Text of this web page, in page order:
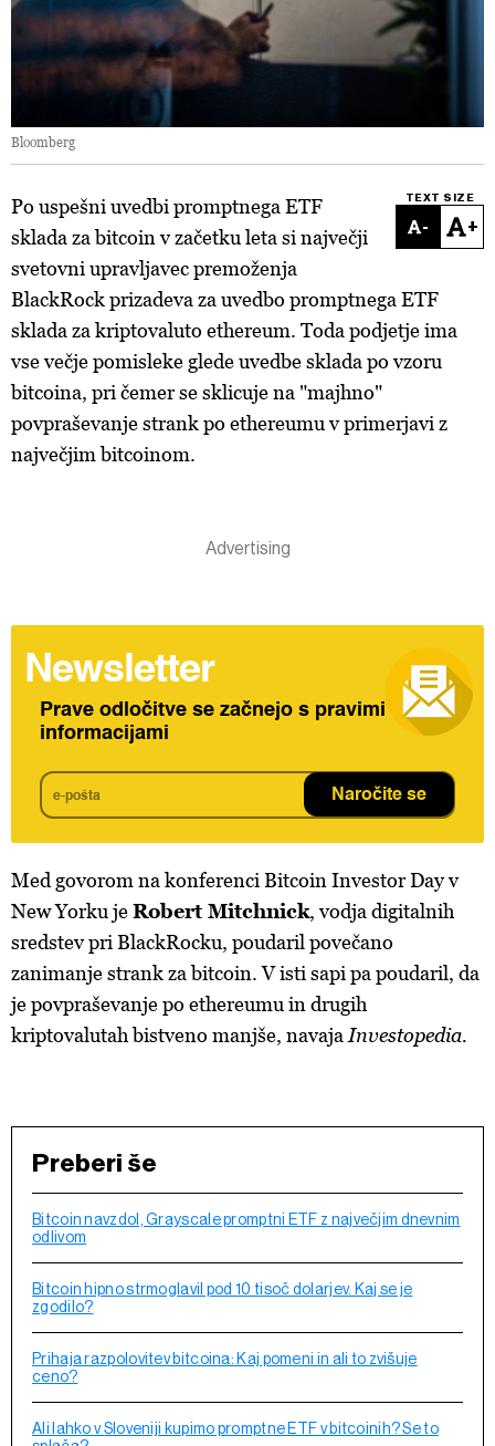
Bloomberg
TEXT SIZE
- +
Po uspešni uvedbi promptnega ETF
sklada za bitcoin v začetku leta si največji
svetovni upravljavec premoženja
BlackRock prizadeva za uvedbo promptnega ETF
sklada za kriptovaluto ethereum. Toda podjetje ima
vse večje pomisleke glede uvedbe sklada po vzoru
bitcoina, pri čemer se sklicuje na "majhno"
povpraševanje strank po ethereumu v primerjavi z
največjim bitcoinom.
Newsletter
Prave odločitve se začnejo s pravimi
informacijami
Naročite se
Med govorom na konferenci Bitcoin Investor Day v
New Yorku jeRobert Mitchnick, vodja digitalnih
sredstev pri BlackRocku, poudaril povečano
zanimanje strank za bitcoin. V isti sapi pa poudaril, da
je povpraševanje po ethereumu in drugih
kriptovalutah bistveno manjše, navaja Investopedia.
Preberi še
Bitcoin navzdol, Grayscale promptni ETF z največjim dnevnim
odlivom
Bitcoin hipno strmoglavil pod 10 tisoč dolarjev. Kaj se je
zgodilo?
Prihaja razpolovitev bitcoina: Kaj pomeni in ali to zvišuje
ceno?
Ali lahko v Sloveniji kupimo promptne ETF v bitcoinih? Se to